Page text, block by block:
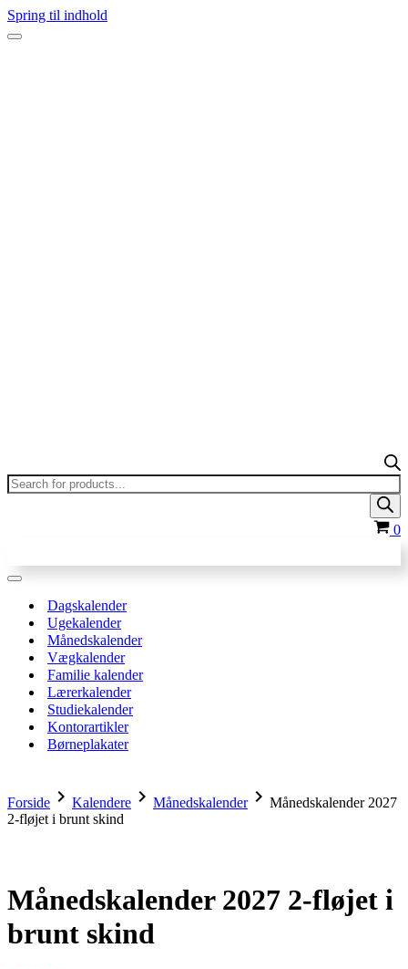
Spring til indhold
Navigation
Products
search
0
Navigation
Dagskalender
Ugekalender
Månedskalender
Vægkalender
Familie kalender
Lærerkalender
Studiekalender
Kontorartikler
Børneplakater
Forside chevron_right Kalendere chevron_right Månedskalenderchevron_right Månedskalender 2027
2-fløjet i brunt skind
Månedskalender 2027 2-fløjet i
brunt skind